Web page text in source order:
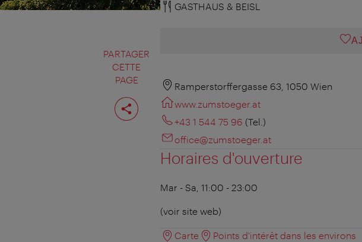
PARTAGER
CETTE
PAGE
Partager
cette
page
GASTHAUS & BEISL
Ramperstorffergasse 63, 1050 Wien
www.zumstoeger.at
+43 1 544 75 96 (Tel.)
office@zumstoeger.at
Horaires d'ouverture
Mar - Sa, 11:00 - 23:00
(voir site web)
Carte Points d'intérêt dans les environs